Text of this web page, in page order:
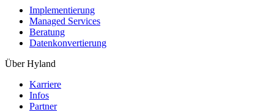
Implementierung
Managed Services
Beratung
Datenkonvertierung
Über Hyland
Karriere
Infos
Partner